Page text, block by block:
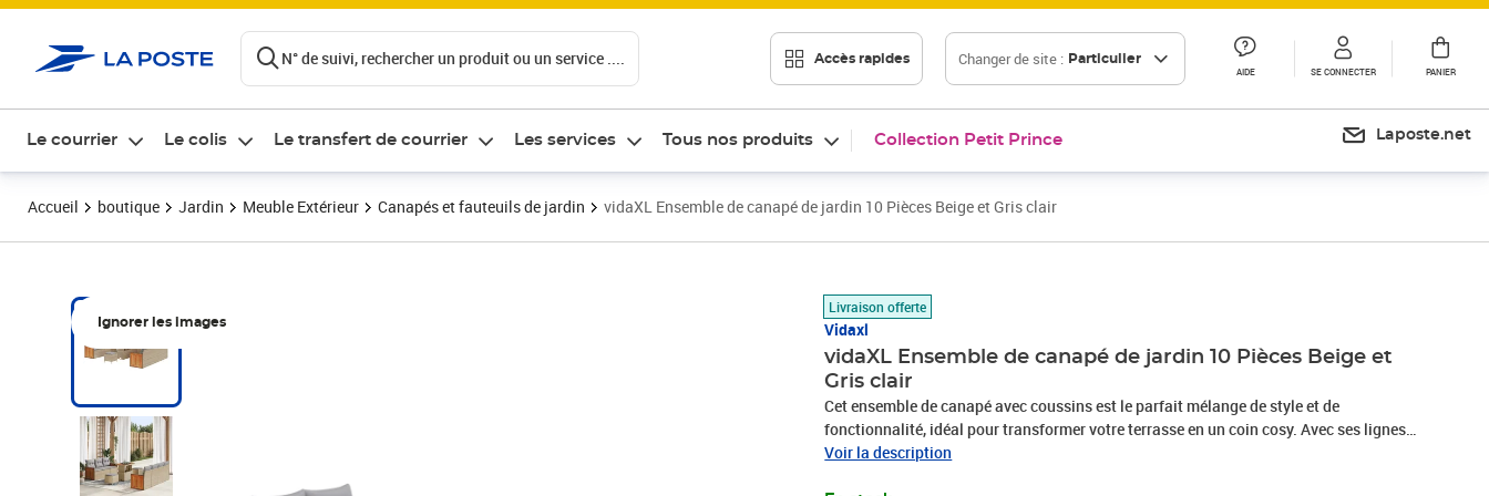
N° de suivi, rechercher un produit ou un service .... Accès rapides Changer de site : Particulier
AIDE SE CONNECTER PANIER
Le courrier Le colis Le transfert de courrier Les services Tous nos produits Collection Petit Prince Laposte.net
Accueil boutique Jardin Meuble Extérieur Canapés et fauteuils de jardin vidaXL Ensemble de canapé de jardin 10 Pièces Beige et Gris clair
Ignorer les images
Livraison offerte
Vidaxl
vidaXL Ensemble de canapé de jardin 10 Pièces Beige et
Gris clair
Cet ensemble de canapé avec coussins est le parfait mélange de style et de
fonctionnalité, idéal pour transformer votre terrasse en un coin cosy. Avec ses lignes
épurées et son design minimaliste, cet ensemble offre une élégance tout en étant
Voir la description
Prix 718,89€